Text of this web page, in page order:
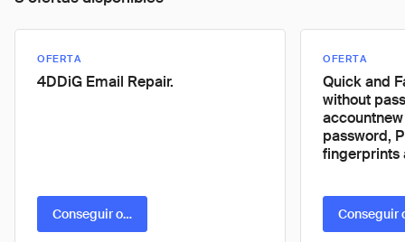
OFERTA
4DDiG Email Repair.
Conseguir oferta
OFERTA
Quick and
without
password,
fingerprints
Conseguir